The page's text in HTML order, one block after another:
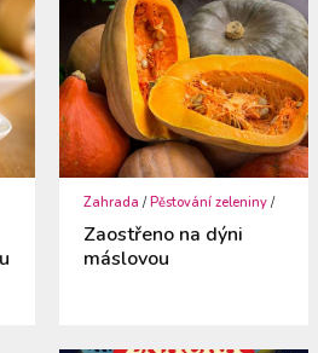
Zahrada / Pěstování zeleniny /
Zaostřeno na dýni
máslovou